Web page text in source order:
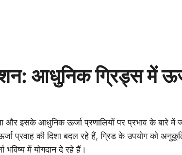
आधुनिक ग्रिड्स में
और इसके आधुनिक ऊर्जा प्रणालियों पर प्रभाव के बारे में
प्रवाह की दिशा बदल रहे हैं, ग्रिड के उपयोग को
में योगदान दे रहे हैं।